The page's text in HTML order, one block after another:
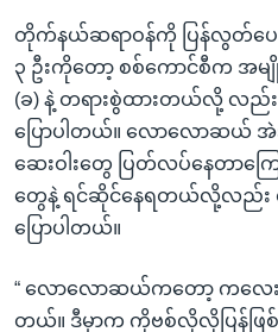
တိုက်နယ်ဆရာဝန်ကို ပြန်လွတ်ပ
၃ ဦးကိုတော့ စစ်ကောင်စီက အမျို
(ခ) နဲ့ တရားစွဲထားတယ်လို့ လည်
ပြောပါတယ်။ လောလောဆယ်
ဆေးဝါးတွေ ပြတ်လပ်နေတာကြ
တွေနဲ့ ရင်ဆိုင်နေရတယ်လို့လည်း
ပြောပါတယ်။
“ လောလောဆယ်ကတော့ ကလေး
တယ်။ ဒီမှာက ကိုဗစ်လိုလိုပြန်ဖ